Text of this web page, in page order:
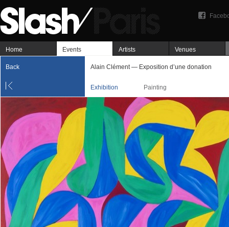
Home Events Artists Venues
Back Alain Clément — Exposition d’une donation
Exhibition Painting